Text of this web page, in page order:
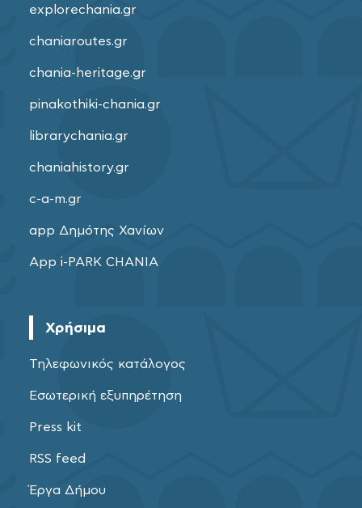
explorechania.gr
chaniaroutes.gr
chania-heritage.gr
pinakothiki-chania.gr
librarychania.gr
chaniahistory.gr
c-a-m.gr
app Δημότης Χανίων
App i-PARK CHANIA
Χρήσιμα
Τηλεφωνικός κατάλογος
Εσωτερική εξυπηρέτηση
Press kit
RSS feed
Έργα Δήμου